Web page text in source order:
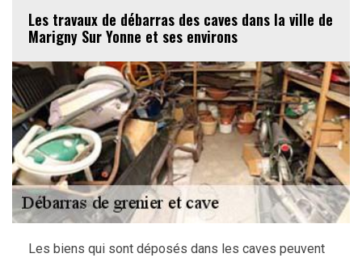
Les travaux de débarras des caves dans la ville de
Marigny Sur Yonne et ses environs
Les biens qui sont déposés dans les caves peuvent